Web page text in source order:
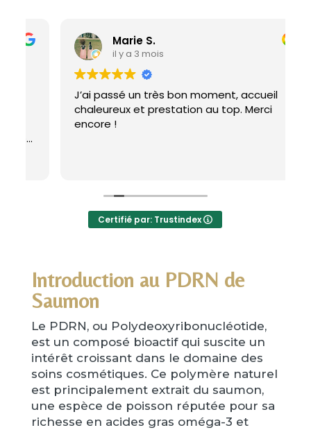
Marie S.
il y a 3 mois
J’ai passé un très bon moment, accueil
chaleureux et prestation au top. Merci
encore !
Certifié par: Trustindex
Introduction au PDRN de
Saumon
Le PDRN, ou Polydeoxyribonucléotide,
est un composé bioactif qui suscite un
intérêt croissant dans le domaine des
soins cosmétiques. Ce polymère naturel
est principalement extrait du saumon,
une espèce de poisson réputée pour sa
richesse en acides gras oméga-3 et